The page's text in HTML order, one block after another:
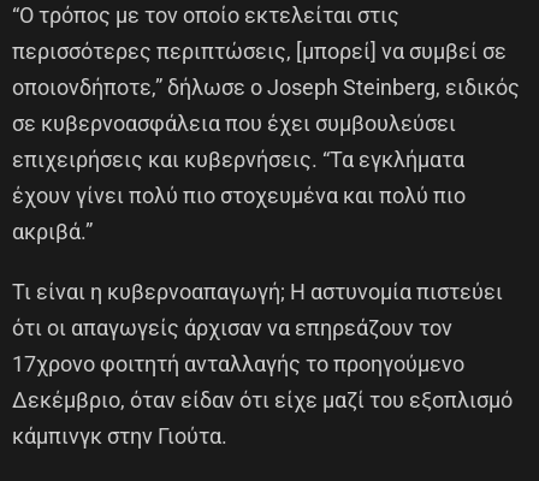
“Ο τρόπος με τον οποίο εκτελείται στις
περισσότερες περιπτώσεις, [μπορεί] να συμβεί σε
οποιονδήποτε,” δήλωσε ο Joseph Steinberg, ειδικός
σε κυβερνοασφάλεια που έχει συμβουλεύσει
επιχειρήσεις και κυβερνήσεις. “Τα εγκλήματα
έχουν γίνει πολύ πιο στοχευμένα και πολύ πιο
ακριβά.”
Τι είναι η κυβερνοαπαγωγή; Η αστυνομία πιστεύει
ότι οι απαγωγείς άρχισαν να επηρεάζουν τον
17χρονο φοιτητή ανταλλαγής το προηγούμενο
Δεκέμβριο, όταν είδαν ότι είχε μαζί του εξοπλισμό
κάμπινγκ στην Γιούτα.